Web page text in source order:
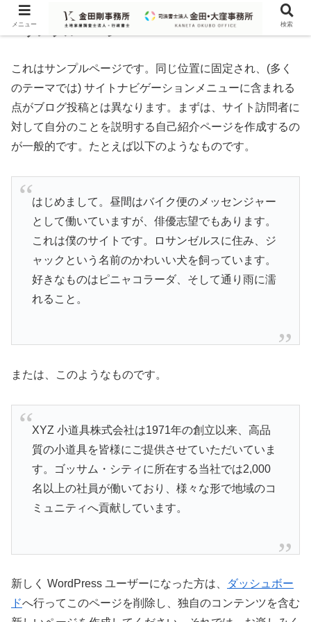
サンプルページ
これはサンプルページです。同じ位置に固定され、(多く
のテーマでは) サイトナビゲーションメニューに含まれる
点がブログ投稿とは異なります。まずは、サイト訪問者に
対して自分のことを説明する自己紹介ページを作成するの
が一般的です。たとえば以下のようなものです。
はじめまして。昼間はバイク便のメッセンジャー
として働いていますが、俳優志望でもあります。
これは僕のサイトです。ロサンゼルスに住み、ジ
ャックという名前のかわいい犬を飼っています。
好きなものはピニャコラーダ、そして通り雨に濡
れること。
または、このようなものです。
XYZ 小道具株式会社は1971年の創立以来、高品
質の小道具を皆様にご提供させていただいていま
す。ゴッサム・シティに所在する当社では2,000
名以上の社員が働いており、様々な形で地域のコ
ミュニティへ貢献しています。
新しく WordPress ユーザーになった方は、
ダッシュボー
ドへ行ってこのページを削除し、独自のコンテンツを含む
メニュー 検索